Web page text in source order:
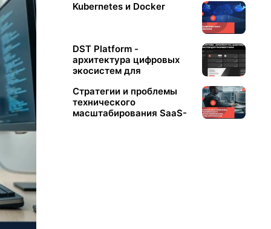
​Kubernetes и Docker
DST Platform -
архитектура цифровых
экосистем для
Стратегии и проблемы
технического
масштабирования SaaS-